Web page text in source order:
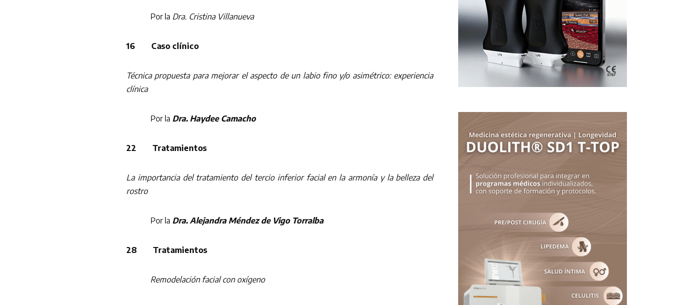
Por la Dra. Cristina Villanueva
16 Caso clínico
Técnica propuesta para mejorar el aspecto de un labio fino y/o asimétrico: experiencia
clínica
Por la Dra. Haydee Camacho
22 Tratamientos
La importancia del tratamiento del tercio inferior facial en la armonía y la belleza del
rostro
Por la Dra. Alejandra Méndez de Vigo Torralba
28 Tratamientos
Remodelación facial con oxígeno